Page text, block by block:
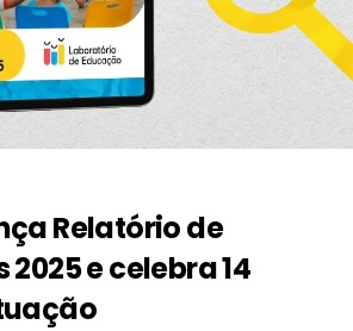
Relatório de
e celebra 14